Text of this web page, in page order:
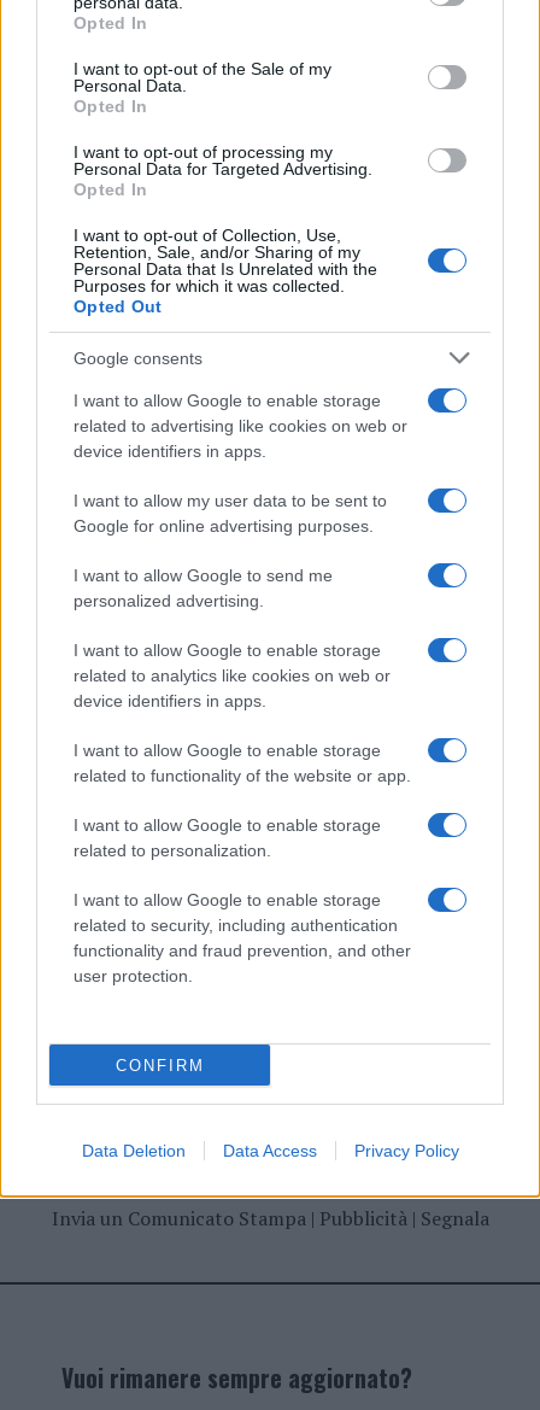
grant or deny consent to Google and its third-party tags to
use your data for below specified purposes in below Google
consent section.
Opted In
I want to opt-out of the Sale of my
Personal Data.
Opted In
I want to opt-out of processing my
Personal Data for Targeted Advertising.
Opted In
I want to opt-out of Collection, Use,
Retention, Sale, and/or Sharing of my
Personal Data that Is Unrelated with the
Purposes for which it was collected.
Opted Out
Google consents
I want to allow Google to enable storage
related to advertising like cookies on web or
device identifiers in apps.
I want to allow my user data to be sent to
Google for online advertising purposes.
I want to allow Google to send me
personalized advertising.
I want to allow Google to enable storage
related to analytics like cookies on web or
device identifiers in apps.
I want to allow Google to enable storage
related to functionality of the website or app.
I want to allow Google to enable storage
related to personalization.
I want to allow Google to enable storage
related to security, including authentication
functionality and fraud prevention, and other
user protection.
CONFIRM
Data Deletion Data Access Privacy Policy
minori, Albieri: “Episodi gravissimi”
NECROLOGIE
Mario Malu
Paolo Pinna
Martina Agostina Diturco
I nostri cari
I nostri cari
Invia un Comunicato Stampa| Pubblicità| Segnala
Vuoi rimanere sempre aggiornato?